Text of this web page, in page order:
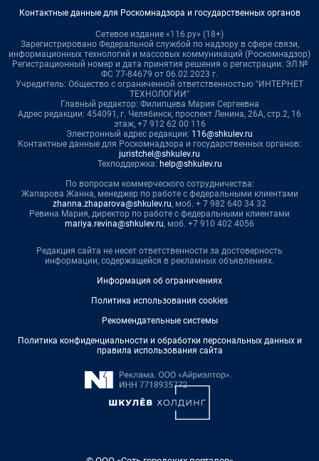
Контактные данные для Роскомнадзора и государственных органов
Сетевое издание «116.ру» (18+)
Зарегистрировано Федеральной службой по надзору в сфере связи,
информационных технологий и массовых коммуникаций (Роскомнадзор)
Регистрационный номер и дата принятия решения о регистрации: ЭЛ №
ФС 77-84679 от 06.02.2023 г.
Учредитель: Общество с ограниченной ответственностью "ИНТЕРНЕТ
ТЕХНОЛОГИИ"
Главный редактор: Филипцева Мария Сергеевна
Адрес редакции: 454091, г. Челябинск, проспект Ленина, 26А, стр.2, 16
этаж, +7 912 62 00 116
Электронный адрес редакции: 116@shkulev.ru
Контактные данные для Роскомнадзора и государственных органов:
juristchel@shkulev.ru
Техподдержка: help@shkulev.ru
По вопросам коммерческого сотрудничества:
Жапарова Жанна, менеджер по работе с федеральными клиентами
zhanna.zhaparova@shkulev.ru, моб. + 7 982 640 34 32
Ревина Мария, директор по работе с федеральными клиентами
mariya.revina@shkulev.ru, моб. +7 910 402 4056
Редакция сайта не несет ответственности за достоверность
информации, содержащейся в рекламных объявлениях.
Информация об ограничениях
Политика использования cookies
Рекомендательные системы
Политика конфиденциальности и обработки персональных данных и
правила использования сайта